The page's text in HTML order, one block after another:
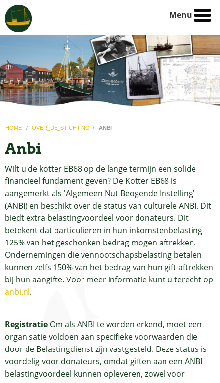
Menu
HOME / OVER_DE_STICHTING / ANBI
Anbi
Wilt u de kotter EB68 op de lange termijn een solide
financieel fundament geven? De Kotter EB68 is
aangemerkt als 'Algemeen Nut Beogende Instelling'
(ANBI) en beschikt over de status van culturele ANBI. Dit
biedt extra belastingvoordeel voor donateurs. Dit
betekent dat particulieren in hun inkomstenbelasting
125% van het geschonken bedrag mogen aftrekken.
Ondernemingen die vennootschapsbelasting betalen
kunnen zelfs 150% van het bedrag van hun gift aftrekken
bij hun aangifte. Voor meer informatie kunt u terecht op
anbi.nl.
Registratie Om als ANBI te worden erkend, moet een
organisatie voldoen aan specifieke voorwaarden die
door de Belastingdienst zijn vastgesteld. Deze status is
voordelig voor donateurs, omdat giften aan een ANBI
belastingvoordeel kunnen opleveren, zowel voor